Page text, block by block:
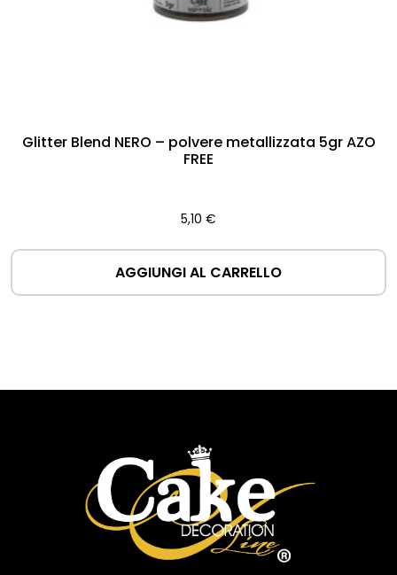
Glitter Blend NERO – polvere metallizzata 5gr AZO
FREE
5,10 €
AGGIUNGI AL CARRELLO